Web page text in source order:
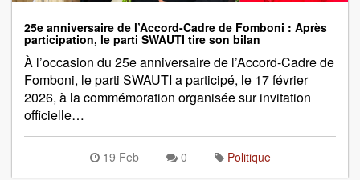
25e anniversaire de l’Accord-Cadre de Fomboni : Après
participation, le parti SWAUTI tire son bilan
À l’occasion du 25e anniversaire de l’Accord-Cadre de
Fomboni, le parti SWAUTI a participé, le 17 février
2026, à la commémoration organisée sur invitation
officielle…
19 Feb 0 Politique